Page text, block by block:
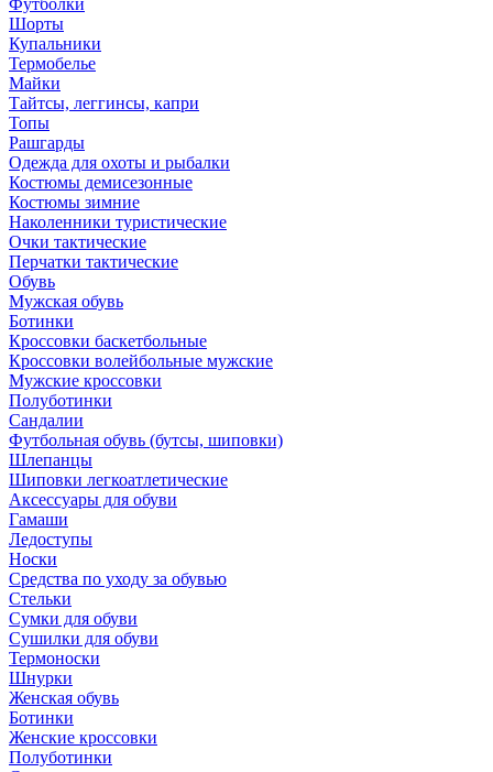
Футболки
Шорты
Купальники
Термобелье
Майки
Тайтсы, леггинсы, капри
Топы
Рашгарды
Одежда для охоты и рыбалки
Костюмы демисезонные
Костюмы зимние
Наколенники туристические
Очки тактические
Перчатки тактические
Обувь
Мужская обувь
Ботинки
Кроссовки баскетбольные
Кроссовки волейбольные мужские
Мужские кроссовки
Полуботинки
Сандалии
Футбольная обувь (бутсы, шиповки)
Шлепанцы
Шиповки легкоатлетические
Аксессуары для обуви
Гамаши
Ледоступы
Носки
Средства по уходу за обувью
Стельки
Сумки для обуви
Сушилки для обуви
Термоноски
Шнурки
Женская обувь
Ботинки
Женские кроссовки
Полуботинки